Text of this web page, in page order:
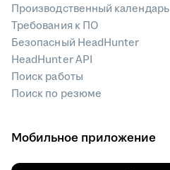
Производственный календарь
Требования к ПО
Безопасный HeadHunter
HeadHunter API
Поиск работы
Поиск по резюме
Мобильное приложение